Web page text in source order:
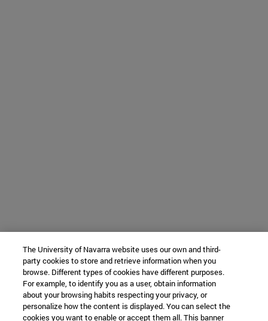
The University of Navarra website uses our own and third-
party cookies to store and retrieve information when you
browse. Different types of cookies have different purposes.
For example, to identify you as a user, obtain information
about your browsing habits respecting your privacy, or
personalize how the content is displayed. You can select the
cookies you want to enable or accept them all. This banner